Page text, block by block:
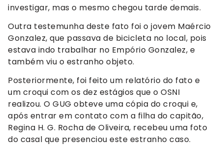
investigar, mas o mesmo chegou tarde demais.
Outra testemunha deste fato foi o jovem Maércio
Gonzalez, que passava de bicicleta no local, pois
estava indo trabalhar no Empório Gonzalez, e
também viu o estranho objeto.
Posteriormente, foi feito um relatório do fato e
um croqui com os dez estágios que o OSNI
realizou. O GUG obteve uma cópia do croqui e,
após entrar em contato com a filha do capitão,
Regina H. G. Rocha de Oliveira, recebeu uma foto
do casal que presenciou este estranho caso.